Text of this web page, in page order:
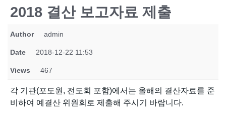
2018 결산 보고자료 제출
Author admin
Date 2018-12-22 11:53
Views 467
각 기관(포도원, 전도회 포함)에서는 올해의 결산자료를 준
비하여 예결산 위원회로 제출해 주시기 바랍니다.